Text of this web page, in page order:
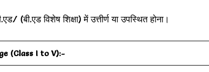
विशेष शिक्षा) में उत्तीर्ण या उपस्थित होना।
(Class I to V):-